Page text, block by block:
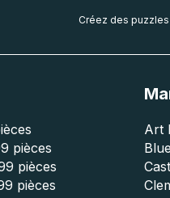
Créez des
pièces
pièces
pièces
Art